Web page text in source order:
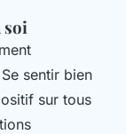
soi
sentir bien
sur tous